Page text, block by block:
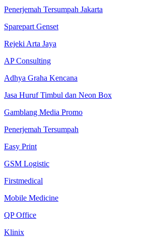
Penerjemah Tersumpah Jakarta
Sparepart Genset
Rejeki Arta Jaya
AP Consulting
Adhya Graha Kencana
Jasa Huruf Timbul dan Neon Box
Gamblang Media Promo
Penerjemah Tersumpah
Easy Print
GSM Logistic
Firstmedical
Mobile Medicine
QP Office
Klinix